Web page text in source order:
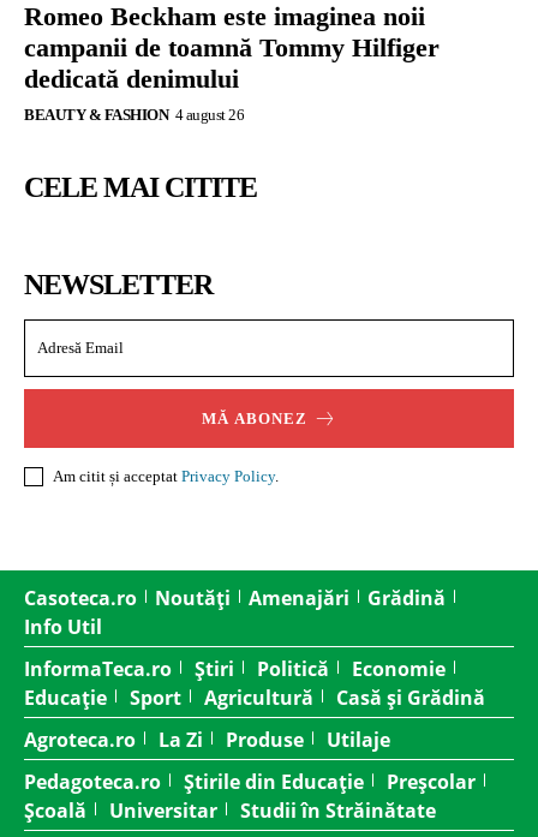
Romeo Beckham este imaginea noii
campanii de toamnă Tommy Hilfiger
dedicată denimului
BEAUTY & FASHION 4 august 26
CELE MAI CITITE
NEWSLETTER
MĂ ABONEZ
Am citit și acceptat Privacy Policy.
Casoteca.ro Noutăți Amenajări
Grădină
Info Util
InformaTeca.ro
Știri Politică
Economie
Educație
Sport Agricultură
Casă și Grădină
Agroteca.ro
La Zi Produse
Utilaje
Pedagoteca.ro
Știrile din Educație
Preșcolar
Școală
Universitar Studii în Străinătate